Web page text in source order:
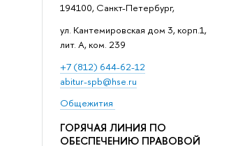
194100, Санкт-Петербург,
ул. Кантемировская дом 3, корп.1,
лит. А, ком. 239
+7 (812) 644-62-12
abitur-spb@hse.ru
Общежития
ГОРЯЧАЯ ЛИНИЯ ПО
ОБЕСПЕЧЕНИЮ ПРАВОВОЙ